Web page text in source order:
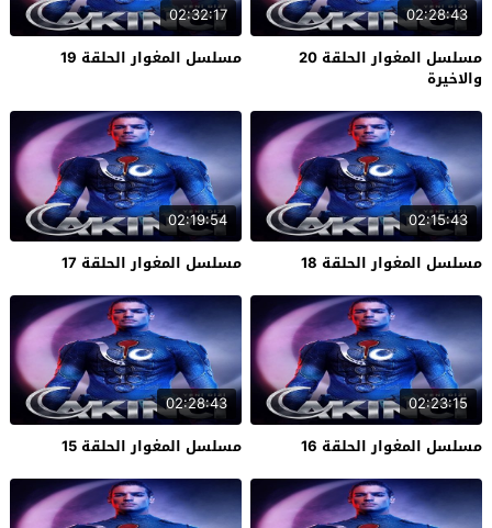
02:28:43
مسلسل المغوار الحلقة 20
والاخيرة
02:32:17
مسلسل المغوار الحلقة 19
02:15:43
مسلسل المغوار الحلقة 18
02:19:54
مسلسل المغوار الحلقة 17
02:23:15
مسلسل المغوار الحلقة 16
02:28:43
مسلسل المغوار الحلقة 15